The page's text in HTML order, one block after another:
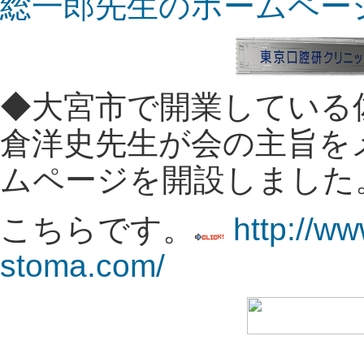
◆大宮市で開業している
倉洋史先生が会の主旨
ムページを開設しました
こちらです。
http://
stoma.com/